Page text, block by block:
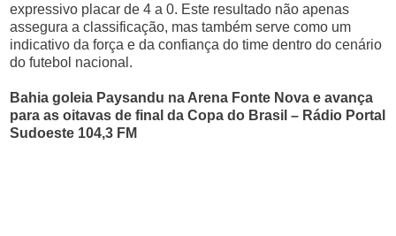
expressivo placar de 4 a 0. Este resultado não apenas
assegura a classificação, mas também serve como um
indicativo da força e da confiança do time dentro do cenário
do futebol nacional.
Bahia goleia Paysandu na Arena Fonte Nova e avança
para as oitavas de final da Copa do Brasil – Rádio Portal
Sudoeste 104,3 FM